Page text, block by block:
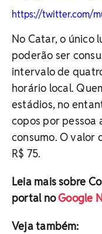
https://twitter.com/
No Catar, o único
poderão ser
intervalo de
horário local.
estádios, no
copos por pessoa
consumo. O valor
R$ 75.
Leia mais sobre
portal noGoogle
Veja também: